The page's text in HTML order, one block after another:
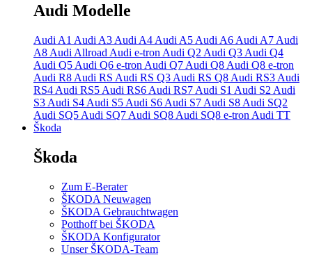
Audi Modelle
Audi A1 Audi A3 Audi A4 Audi A5 Audi A6 Audi A7 Audi
A8 Audi Allroad Audi e-tron Audi Q2 Audi Q3 Audi Q4
Audi Q5 Audi Q6 e-tron Audi Q7 Audi Q8 Audi Q8 e-tron
Audi R8 Audi RS Audi RS Q3 Audi RS Q8 Audi RS3 Audi
RS4 Audi RS5 Audi RS6 Audi RS7 Audi S1 Audi S2 Audi
S3 Audi S4 Audi S5 Audi S6 Audi S7 Audi S8 Audi SQ2
Audi SQ5 Audi SQ7 Audi SQ8 Audi SQ8 e-tron Audi TT
Škoda
Škoda
Zum E-Berater
ŠKODA Neuwagen
ŠKODA Gebrauchtwagen
Potthoff bei ŠKODA
ŠKODA Konfigurator
Unser ŠKODA-Team